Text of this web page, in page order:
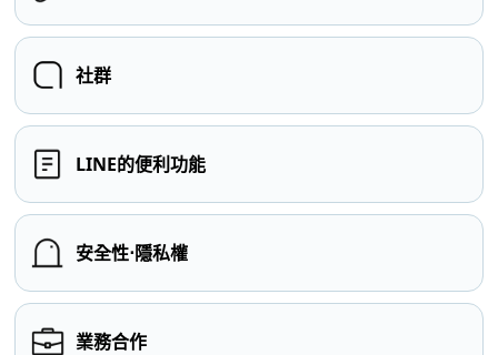
社群
LINE的便利功能
安全性⋅隱私權
業務合作